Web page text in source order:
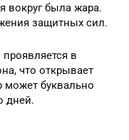
вокруг была жара.
защитных сил.
в
что открывает
может буквально
дней.